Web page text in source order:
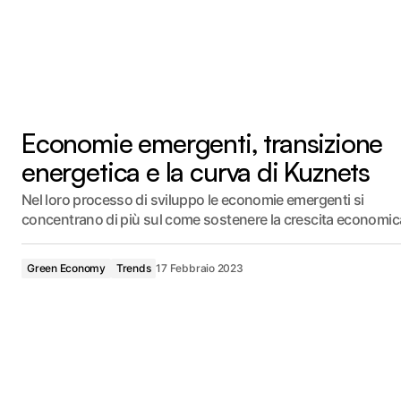
Economie emergenti, transizione
energetica e la curva di Kuznets
Nel loro processo di sviluppo le economie emergenti si
concentrano di più sul come sostenere la crescita
Green Economy Trends 17 Febbraio 2023